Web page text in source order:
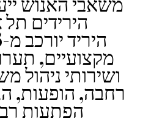
הירידים
מקצועיים,
ושירותי ניהול
רחבה, הופעות,
הפתעות